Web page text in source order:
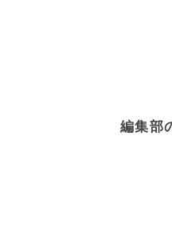
編集部